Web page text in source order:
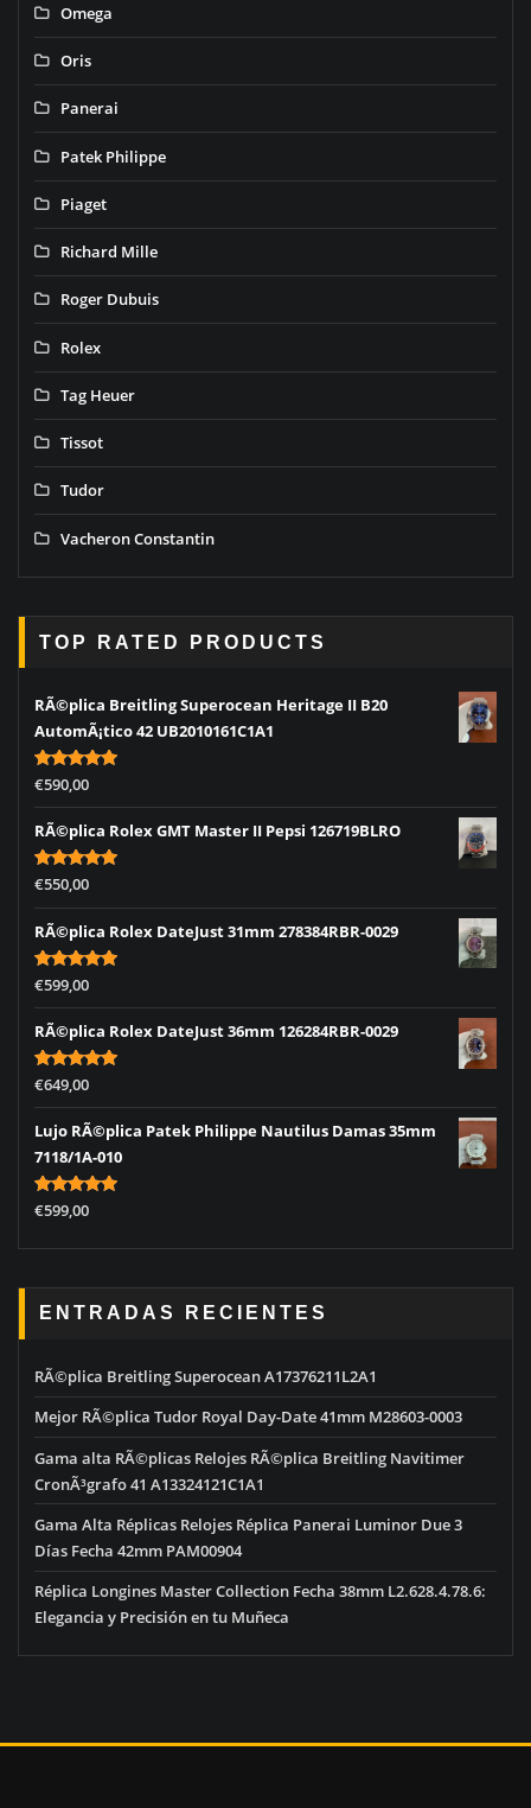
Omega
Oris
Panerai
Patek Philippe
Piaget
Richard Mille
Roger Dubuis
Rolex
Tag Heuer
Tissot
Tudor
Vacheron Constantin
TOP RATED PRODUCTS
RÃ©plica Breitling Superocean Heritage II B20
AutomÃ¡tico 42 UB2010161C1A1
Rated5.00
out of 5
€590,00
RÃ©plica Rolex GMT Master II Pepsi 126719BLRO
Rated5.00
out of 5
€550,00
RÃ©plica Rolex DateJust 31mm 278384RBR-0029
Rated5.00
out of 5
€599,00
RÃ©plica Rolex DateJust 36mm 126284RBR-0029
Rated5.00
out of 5
€649,00
Lujo RÃ©plica Patek Philippe Nautilus Damas 35mm
7118/1A-010
Rated5.00
out of 5
€599,00
ENTRADAS RECIENTES
RÃ©plica Breitling Superocean A17376211L2A1
Mejor RÃ©plica Tudor Royal Day-Date 41mm M28603-0003
Gama alta RÃ©plicas Relojes RÃ©plica Breitling Navitimer
CronÃ³grafo 41 A13324121C1A1
Gama Alta Réplicas Relojes Réplica Panerai Luminor Due 3
Días Fecha 42mm PAM00904
Réplica Longines Master Collection Fecha 38mm L2.628.4.78.6:
Elegancia y Precisión en tu Muñeca